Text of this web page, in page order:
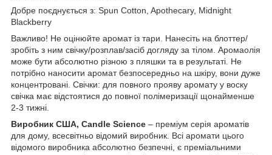
Добре поєднується з: Spun Cotton, Apothecary, Midnight
Blackberry
Важливо! Не оцінюйте аромат із тари. Нанесіть на блоттер/
зробіть з ним свічку/розплав/засіб догляду за тілом. Аромаолія
може бути абсолютно різною з пляшки та в результаті. Не
потрібно наносити аромат безпосередньо на шкіру, вони дуже
концентровані. Свічки: для повного прояву аромату у воску
свічка має відстоятися до повної полімеризації щонайменше
2-3 тижні.
Виробник США, Candle Science – преміум серія ароматів
для дому, всесвітньо відомий виробник. Всі аромати цього
відомого виробника абсолютно безпечні, є преміальними